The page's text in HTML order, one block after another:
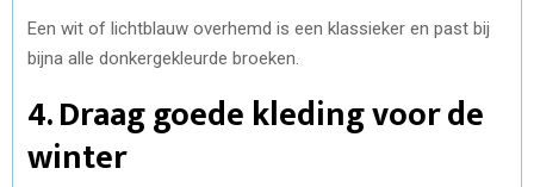
Een wit of lichtblauw overhemd is een klassieker en past bij
bijna alle donkergekleurde broeken.
4. Draag goede kleding voor de
winter